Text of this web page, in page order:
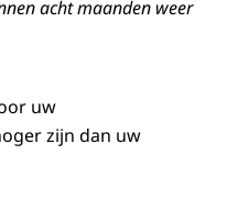
acht maanden weer
uw
zijn dan uw